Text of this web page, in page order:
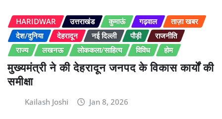
HARIDWAR उत्तराखंड कुमाऊं गढ़वाल
ताज़ा खबर
देश/दुनिया
देहरादून नई दिल्ली पौड़ी
राजनीति
राज्य
लखनऊ लोककला/साहित्य विविध होम
मुख्यमंत्री ने की देहरादून जनपद के विकास कार्यों की
समीक्षा
Kailash Joshi Jan 8, 2026